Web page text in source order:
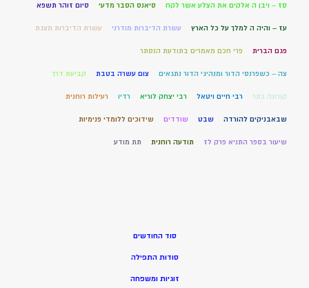
סז – ויבן ה אלקים את הצלע אשר לקח סיאנס הסבר מדעי סיום זוהר תשפא
עז – והיה ה למלך על כל הארץ עשרת הדיברות מודרני עשרת הדיברות מצגת
פגם הברית פרי חכם מאמרים בתודעת הנסתר
צה – כשפרנסי הדור ומנהיגי הדור נתגאים צום עשרה בטבת קביעת דרך
קורונה כתר רבי חיים ויטאל רבי יצחק לוריא רדיו רעילות רוחנית
שבאבניקים להורדה שבט שודדים שידוכים ללומדי פנימיות
שיעור בספר התניא פרק לז תודעה רוחנית תת מודע
סוד החודשים
סודות התפילה
זוגיות ומשפחה